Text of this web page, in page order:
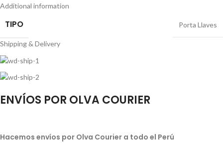
Additional information
TIPO Porta Llaves
Shipping & Delivery
ENVÍOS POR OLVA COURIER
Hacemos envíos por Olva Courier a todo el Perú